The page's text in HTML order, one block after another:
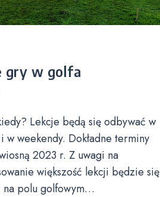
gry w golfa
Lekcje będą się odbywać w
w weekendy. Dokładne terminy
2023 r. Z uwagi na
większość lekcji będzie się
na polu golfowym…